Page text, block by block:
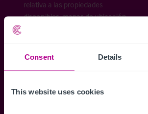
Consent Details
This website uses cookies
relativa a las propiedades
disponibles, mapas de ubicación,